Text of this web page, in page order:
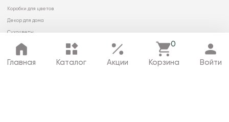
Главная Каталог Акции
0
Корзина Войти
Коробки для цветов
Декор для дома
Сухоцветы
© 2026 ООО «МИРРЭЙ»